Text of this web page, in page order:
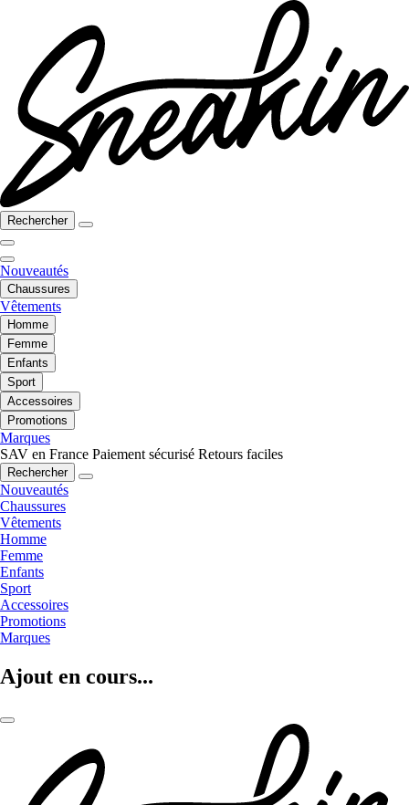
Rechercher
Nouveautés
Chaussures
Vêtements
Homme
Femme
Enfants
Sport
Accessoires
Promotions
Marques
SAV en France Paiement sécurisé Retours faciles
Rechercher
Nouveautés
Chaussures
Vêtements
Homme
Femme
Enfants
Sport
Accessoires
Promotions
Marques
Ajout en cours...